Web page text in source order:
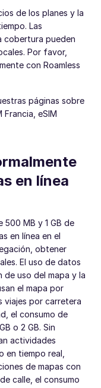
de los planes y la
Las
cobertura pueden
Por favor,
con Roamless
páginas sobre
Francia, eSIM
en línea
500 MB y 1 GB de
en línea en el
obtener
El uso de datos
de uso del mapa y la
el mapa por
viajes por carretera
el consumo de
o 2 GB. Sin
actividades
en tiempo real,
de mapas con
calle, el consumo